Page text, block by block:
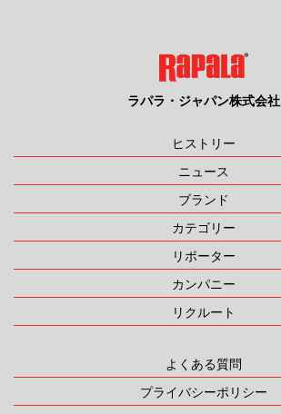
ラパラ・ジャパン株式会社
ヒストリー
ニュース
ブランド
カテゴリー
リポーター
カンパニー
リクルート
よくある質問
プライバシーポリシー